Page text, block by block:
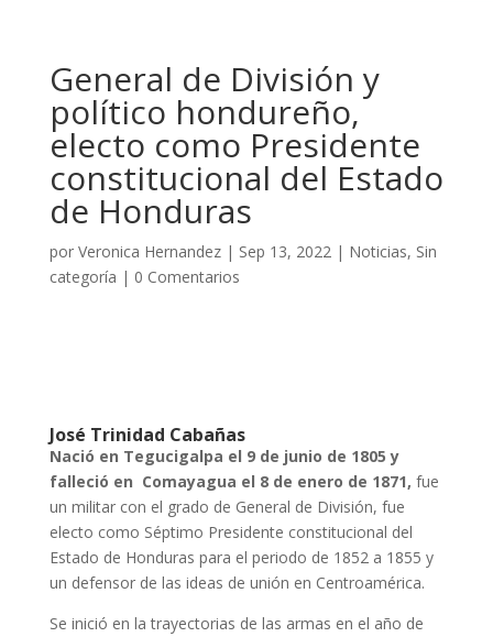
General de División y
político hondureño,
electo como Presidente
constitucional del Estado
de Honduras
por Veronica Hernandez| Sep 13, 2022| Noticias, Sin
categoría | 0 Comentarios
José Trinidad Cabañas
Nació en Tegucigalpa el 9 de junio de 1805 y
falleció en Comayagua el 8 de enero de 1871, fue
un militar con el grado de General de División, fue
electo como Séptimo Presidente constitucional del
Estado de Honduras para el periodo de 1852 a 1855 y
un defensor de las ideas de unión en Centroamérica.
Se inició en la trayectorias de las armas en el año de